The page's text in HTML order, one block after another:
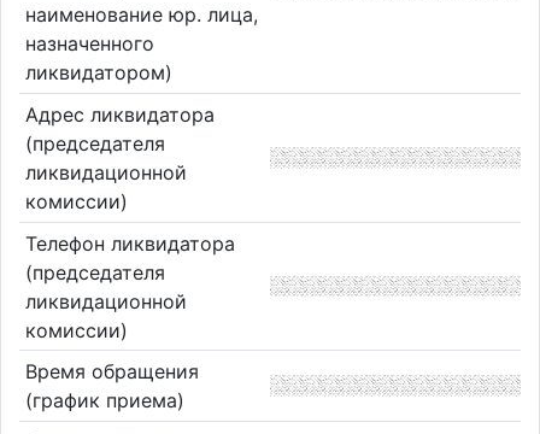
наименование юр. лица,
назначенного
ликвидатором)
Адрес ликвидатора
(председателя
ликвидационной
комиссии)
Телефон ликвидатора
(председателя
ликвидационной
комиссии)
Время обращения
(график приема)